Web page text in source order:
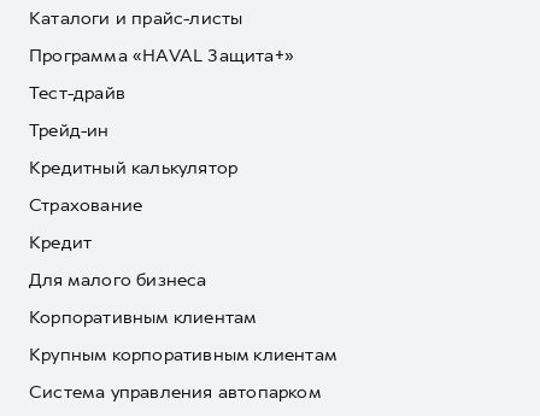
Каталоги и прайс-листы
Программа «HAVAL Защита+»
Тест-драйв
Трейд-ин
Кредитный калькулятор
Страхование
Кредит
Для малого бизнеса
Корпоративным клиентам
Крупным корпоративным клиентам
Система управления автопарком